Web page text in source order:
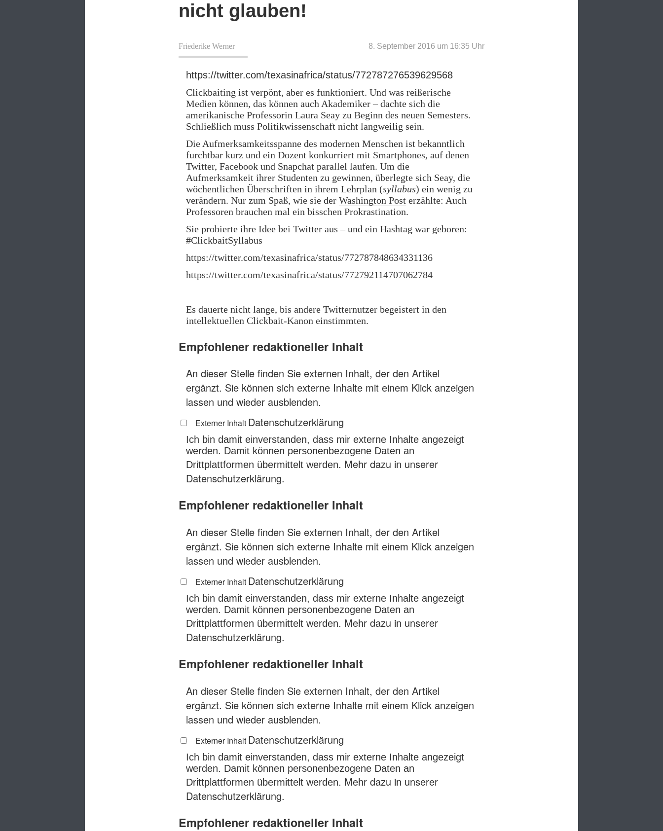
nicht glauben!
Friederike Werner 8. September 2016 um 16:35 Uhr
https://twitter.com/texasinafrica/status/772787276539629568
Clickbaiting ist verpönt, aber es funktioniert. Und was reißerische
Medien können, das können auch Akademiker – dachte sich die
amerikanische Professorin Laura Seay zu Beginn des neuen Semesters.
Schließlich muss Politikwissenschaft nicht langweilig sein.
Die Aufmerksamkeitsspanne des modernen Menschen ist bekanntlich
furchtbar kurz und ein Dozent konkurriert mit Smartphones, auf denen
Twitter, Facebook und Snapchat parallel laufen. Um die
Aufmerksamkeit ihrer Studenten zu gewinnen, überlegte sich Seay, die
wöchentlichen Überschriften in ihrem Lehrplan (syllabus) ein wenig zu
verändern. Nur zum Spaß, wie sie der Washington Post erzählte: Auch
Professoren brauchen mal ein bisschen Prokrastination.
Sie probierte ihre Idee bei Twitter aus – und ein Hashtag war geboren:
#ClickbaitSyllabus
https://twitter.com/texasinafrica/status/772787848634331136
https://twitter.com/texasinafrica/status/772792114707062784
Es dauerte nicht lange, bis andere Twitternutzer begeistert in den
intellektuellen Clickbait-Kanon einstimmten.
Empfohlener redaktioneller Inhalt
An dieser Stelle finden Sie externen Inhalt, der den Artikel
ergänzt. Sie können sich externe Inhalte mit einem Klick anzeigen
lassen und wieder ausblenden.
Externer Inhalt Datenschutzerklärung
Ich bin damit einverstanden, dass mir externe Inhalte angezeigt
werden. Damit können personenbezogene Daten an
Drittplattformen übermittelt werden. Mehr dazu in unserer
Datenschutzerklärung.
Empfohlener redaktioneller Inhalt
An dieser Stelle finden Sie externen Inhalt, der den Artikel
ergänzt. Sie können sich externe Inhalte mit einem Klick anzeigen
lassen und wieder ausblenden.
Externer Inhalt Datenschutzerklärung
Ich bin damit einverstanden, dass mir externe Inhalte angezeigt
werden. Damit können personenbezogene Daten an
Drittplattformen übermittelt werden. Mehr dazu in unserer
Datenschutzerklärung.
Empfohlener redaktioneller Inhalt
An dieser Stelle finden Sie externen Inhalt, der den Artikel
ergänzt. Sie können sich externe Inhalte mit einem Klick anzeigen
lassen und wieder ausblenden.
Externer Inhalt Datenschutzerklärung
Ich bin damit einverstanden, dass mir externe Inhalte angezeigt
werden. Damit können personenbezogene Daten an
Drittplattformen übermittelt werden. Mehr dazu in unserer
Datenschutzerklärung.
Empfohlener redaktioneller Inhalt